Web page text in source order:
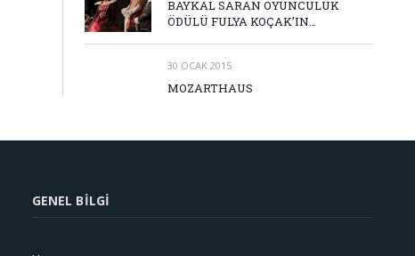
BAYKAL SARAN OYUNCULUK
ÖDÜLÜ FULYA KOÇAK’IN…
30 OCAK 2015
MOZARTHAUS
GENEL BILGI